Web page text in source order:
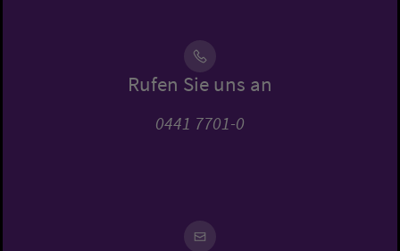
Rufen Sie uns an
0441 7701-0